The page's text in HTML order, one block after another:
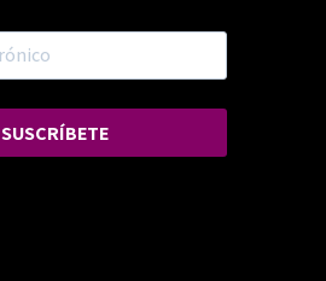
SUSCRÍBETE